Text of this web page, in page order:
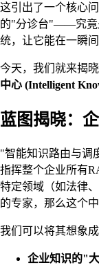
这引出了一个核心
的"分诊台"——究竟
统，让它能在一瞬
今天，我们就来揭
中心 (Intelligent
蓝图揭晓：
"智能知识路由与调
指挥整个企业所有
特定领域（如法律
的专家，那么这个
我们可以将其想象成
企业知识的"